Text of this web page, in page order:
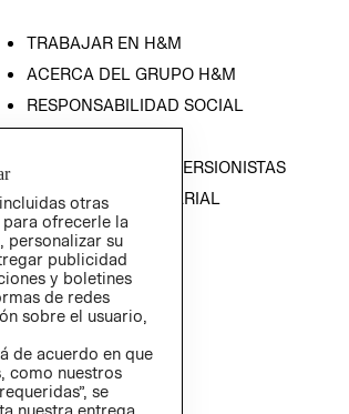
TRABAJAR EN H&M
ACERCA DEL GRUPO H&M
RESPONSABILIDAD SOCIAL
RELACIÓN CON INVERSIONISTAS
POLÍTICA EMPRESARIAL
otras
ofrecerle la
personalizar su
publicidad
y boletines
de redes
sobre el usuario,
de acuerdo en que
como nuestros
se
nuestra entrega